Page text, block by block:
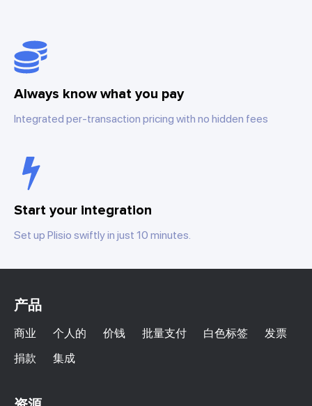
Always know what you pay
Integrated per-transaction pricing with no hidden fees
Start your integration
Set up Plisio swiftly in just 10 minutes.
产品
商业 个人的 价钱 批量支付 白色标签
发票
捐款
集成